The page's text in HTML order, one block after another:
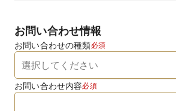
お問い合わせ情報
お問い合わせの種類必須
お問い合わせ内容必須